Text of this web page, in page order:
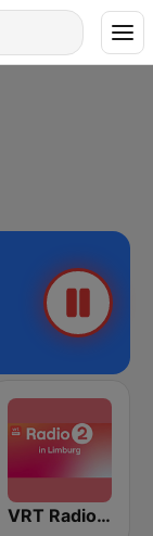
VRT Radio 2 Limburg